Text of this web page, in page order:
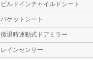
ビルドインチャイルドシート
バケットシート
後退時連動式ドアミラー
レインセンサー